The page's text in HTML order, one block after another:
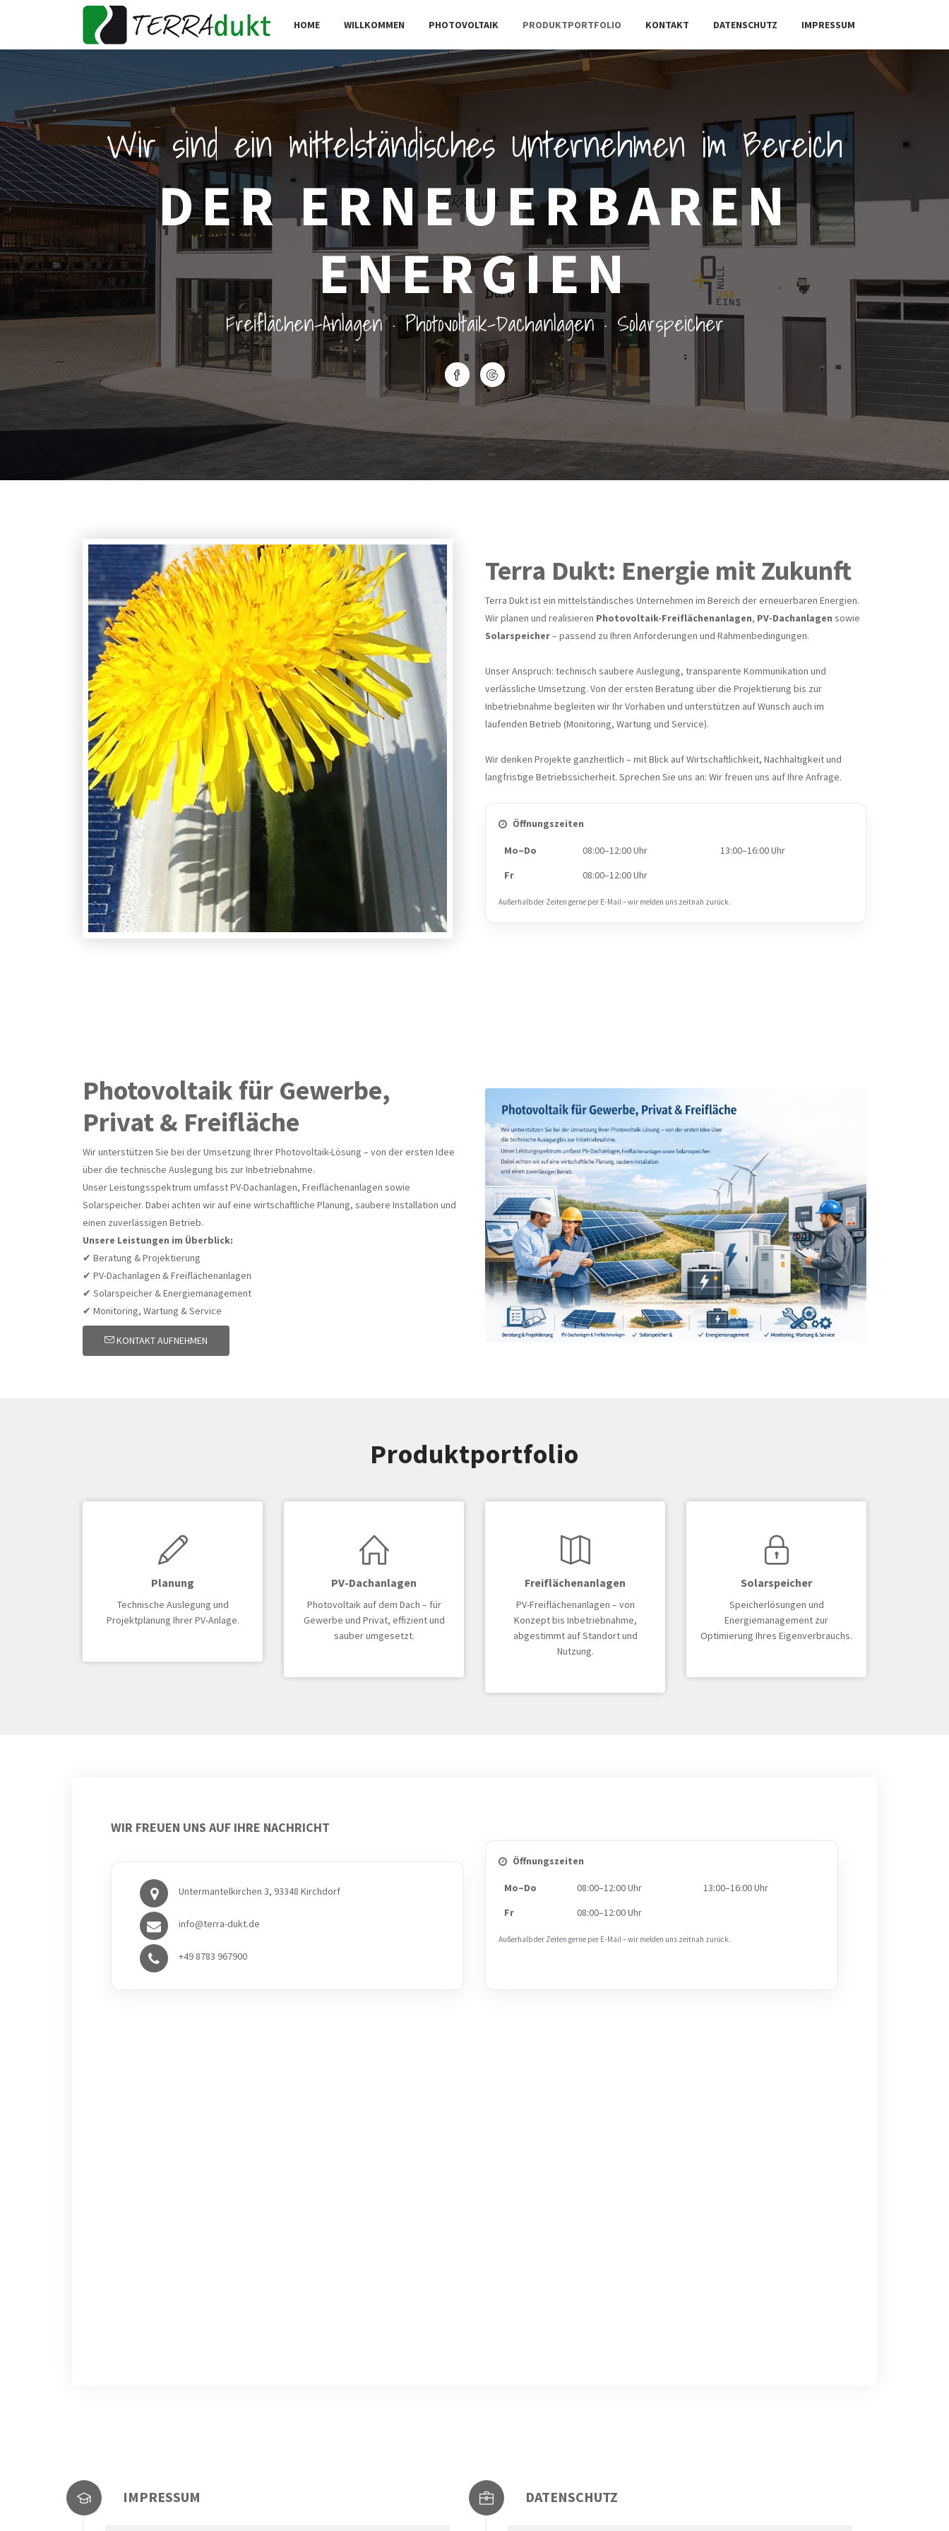
HOME WILLKOMMEN PHOTOVOLTAIK PRODUKTPORTFOLIO KONTAKT DATENSCHUTZ IMPRESSUM
Wir sind ein mittelständisches Unternehmen im Bereich
DER ERNEUERBAREN
ENERGIEN
Freiflächen-Anlagen · Photovoltaik-Dachanlagen · Solarspeicher
Terra Dukt: Energie mit Zukunft
Terra Dukt ist ein mittelständisches Unternehmen im Bereich der erneuerbaren Energien.
Wir planen und realisieren Photovoltaik-Freiflächenanlagen, PV-Dachanlagen sowie
Solarspeicher– passend zu Ihren Anforderungen und Rahmenbedingungen.
Unser Anspruch: technisch saubere Auslegung, transparente Kommunikation und
verlässliche Umsetzung. Von der ersten Beratung über die Projektierung bis zur
Inbetriebnahme begleiten wir Ihr Vorhaben und unterstützen auf Wunsch auch im
laufenden Betrieb (Monitoring, Wartung und Service).
Wir denken Projekte ganzheitlich – mit Blick auf Wirtschaftlichkeit, Nachhaltigkeit und
langfristige Betriebssicherheit. Sprechen Sie uns an: Wir freuen uns auf Ihre Anfrage.
Öffnungszeiten
Mo–Do 08:00–12:00 Uhr
13:00–16:00 Uhr
Fr
08:00–12:00 Uhr
Außerhalb der Zeiten gerne per E‑Mail – wir melden uns zeitnah zurück.
Photovoltaik für Gewerbe,
Privat & Freifläche
Wir unterstützen Sie bei der Umsetzung Ihrer Photovoltaik-Lösung – von der ersten Idee
über die technische Auslegung bis zur Inbetriebnahme.
Unser Leistungsspektrum umfasst PV-Dachanlagen, Freiflächenanlagen sowie
Solarspeicher. Dabei achten wir auf eine wirtschaftliche Planung, saubere Installation und
einen zuverlässigen Betrieb.
Unsere Leistungen im Überblick:
✔ Beratung & Projektierung
✔ PV-Dachanlagen & Freiflächenanlagen
✔ Solarspeicher & Energiemanagement
✔ Monitoring, Wartung & Service
KONTAKT AUFNEHMEN
Produktportfolio
Planung
Technische Auslegung und
Projektplanung Ihrer PV-Anlage.
PV-Dachanlagen
Photovoltaik auf dem Dach – für
Gewerbe und Privat, effizient und
sauber umgesetzt.
Freiflächenanlagen
PV-Freiflächenanlagen – von
Konzept bis Inbetriebnahme,
abgestimmt auf Standort und
Nutzung.
Solarspeicher
Speicherlösungen und
Energiemanagement zur
Optimierung Ihres Eigenverbrauchs.
WIR FREUEN UNS AUF IHRE NACHRICHT
Untermantelkirchen 3, 93348 Kirchdorf
info@terra-dukt.de
+49 8783 967900
Öffnungszeiten
Mo–Do 08:00–12:00 Uhr
13:00–16:00 Uhr
Fr
08:00–12:00 Uhr
Außerhalb der Zeiten gerne per E‑Mail – wir melden uns zeitnah zurück.
IMPRESSUM DATENSCHUTZ